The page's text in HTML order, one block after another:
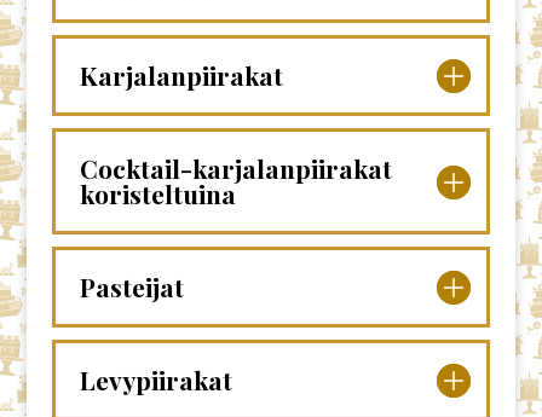
Karjalanpiirakat
Cocktail-karjalanpiirakat
koristeltuina
Pasteijat
Levypiirakat